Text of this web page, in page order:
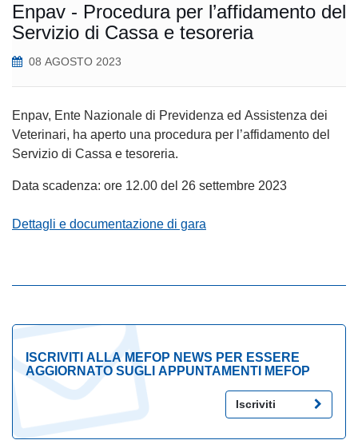
Enpav - Procedura per l’affidamento del
Servizio di Cassa e tesoreria
08 AGOSTO 2023
Enpav, Ente Nazionale di Previdenza ed Assistenza dei
Veterinari, ha aperto una procedura per l’affidamento del
Servizio di Cassa e tesoreria.
Data scadenza: ore 12.00 del 26 settembre 2023
Dettagli e documentazione di gara
ISCRIVITI ALLA MEFOP NEWS PER ESSERE
AGGIORNATO SUGLI APPUNTAMENTI MEFOP
Iscriviti